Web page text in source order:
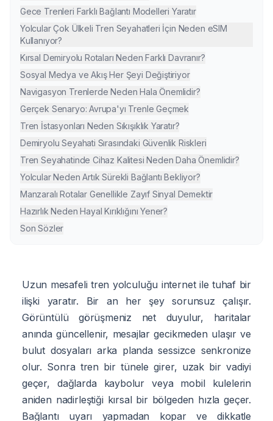
Gece Trenleri Farklı Bağlantı Modelleri Yaratır
Yolcular Çok Ülkeli Tren Seyahatleri İçin Neden eSIM
Kullanıyor?
Kırsal Demiryolu Rotaları Neden Farklı Davranır?
Sosyal Medya ve Akış Her Şeyi Değiştiriyor
Navigasyon Trenlerde Neden Hala Önemlidir?
Gerçek Senaryo: Avrupa'yı Trenle Geçmek
Tren İstasyonları Neden Sıkışıklık Yaratır?
Demiryolu Seyahati Sırasındaki Güvenlik Riskleri
Tren Seyahatinde Cihaz Kalitesi Neden Daha Önemlidir?
Yolcular Neden Artık Sürekli Bağlantı Bekliyor?
Manzaralı Rotalar Genellikle Zayıf Sinyal Demektir
Hazırlık Neden Hayal Kırıklığını Yener?
Son Sözler
Uzun mesafeli tren yolculuğu internet ile tuhaf bir
ilişki yaratır. Bir an her şey sorunsuz çalışır.
Görüntülü görüşmeniz net duyulur, haritalar
anında güncellenir, mesajlar gecikmeden ulaşır ve
bulut dosyaları arka planda sessizce senkronize
olur. Sonra tren bir tünele girer, uzak bir vadiyi
geçer, dağlarda kaybolur veya mobil kulelerin
aniden nadirleştiği kırsal bir bölgeden hızla geçer.
Bağlantı uyarı yapmadan kopar ve dikkatle